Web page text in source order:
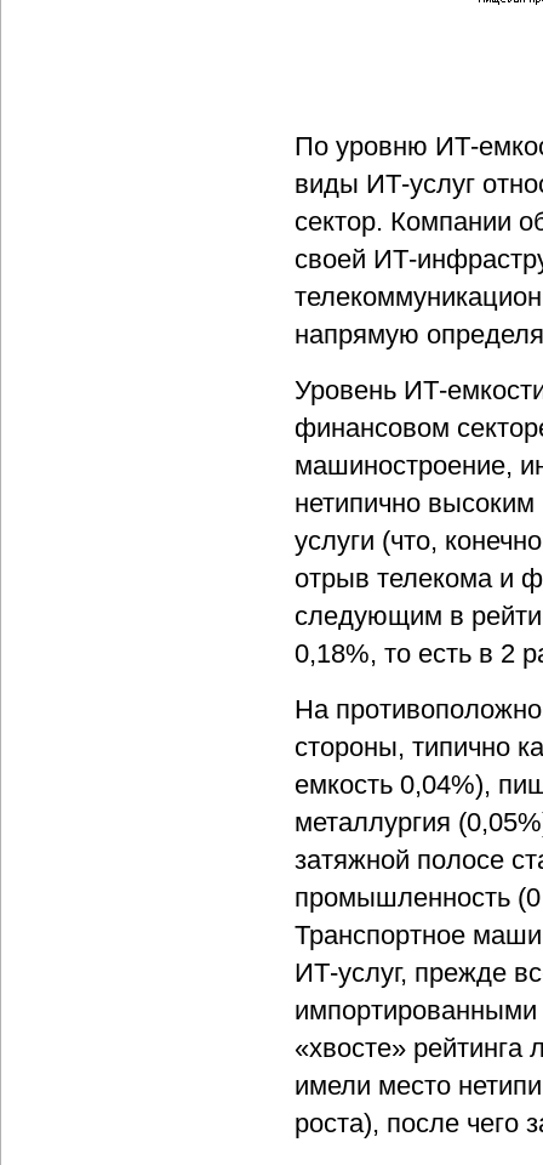
По уровню ИТ-
виды ИТ-услуг
сектор. Компании
своей ИТ-
напрямую
Уровень ИТ-
финансовом
машиностроение,
нетипично
услуги (что,
отрыв телекома и
следующим в
0,18%, то есть в 2
На
стороны, типично
емкость 0,04%),
металлургия
затяжной полосе
промышленность
Транспортное
ИТ-услуг, прежде
импортированными
«хвосте»
имели место
роста), после чего